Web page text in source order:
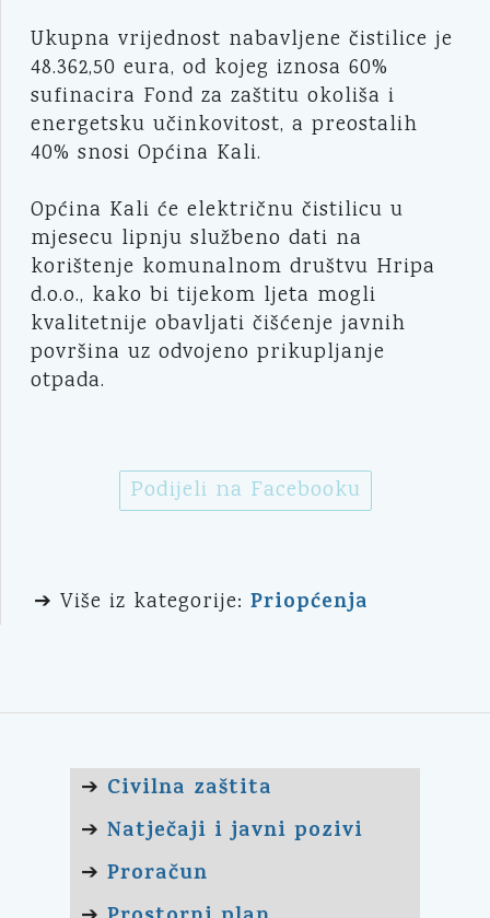
Ukupna vrijednost nabavljene čistilice je
48.362,50 eura, od kojeg iznosa 60%
sufinacira Fond za zaštitu okoliša i
energetsku učinkovitost, a preostalih
40% snosi Općina Kali.
Općina Kali će električnu čistilicu u
mjesecu lipnju službeno dati na
korištenje komunalnom društvu Hripa
d.o.o., kako bi tijekom ljeta mogli
kvalitetnije obavljati čišćenje javnih
površina uz odvojeno prikupljanje
otpada.
Podijeli na Facebooku
➔ Više iz kategorije: Priopćenja
➔ Civilna zaštita
➔ Natječaji i javni pozivi
➔ Proračun